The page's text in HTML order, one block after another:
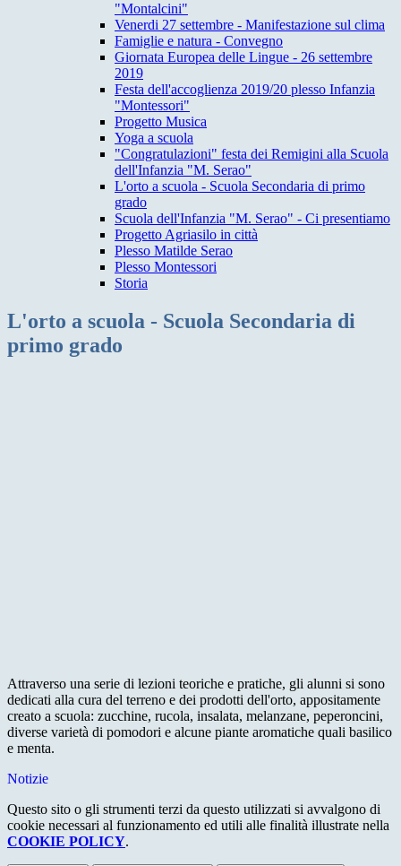
"Montalcini"
Venerdi 27 settembre - Manifestazione sul clima
Famiglie e natura - Convegno
Giornata Europea delle Lingue - 26 settembre
2019
Festa dell'accoglienza 2019/20 plesso Infanzia
"Montessori"
Progetto Musica
Yoga a scuola
"Congratulazioni" festa dei Remigini alla Scuola
dell'Infanzia "M. Serao"
L'orto a scuola - Scuola Secondaria di primo
grado
Scuola dell'Infanzia "M. Serao" - Ci presentiamo
Progetto Agriasilo in città
Plesso Matilde Serao
Plesso Montessori
Storia
L'orto a scuola - Scuola Secondaria di
primo grado
Attraverso una serie di lezioni teoriche e pratiche, gli alunni si sono
dedicati alla cura del terreno e dei prodotti dell'orto, appositamente
creato a scuola: zucchine, rucola, insalata, melanzane, peperoncini,
diverse varietà di pomodori e alcune piante aromatiche quali basilico
e menta.
Notizie
Questo sito o gli strumenti terzi da questo utilizzati si avvalgono di
cookie necessari al funzionamento ed utili alle finalità illustrate nella
COOKIE POLICY.